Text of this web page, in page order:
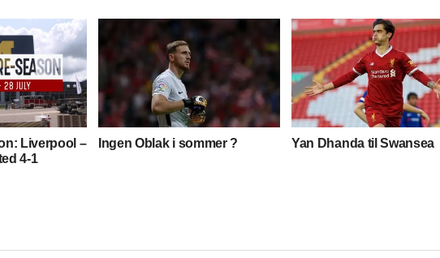
Liverpool –
4-1
Ingen Oblak i sommer ? Yan Dhanda til Swansea